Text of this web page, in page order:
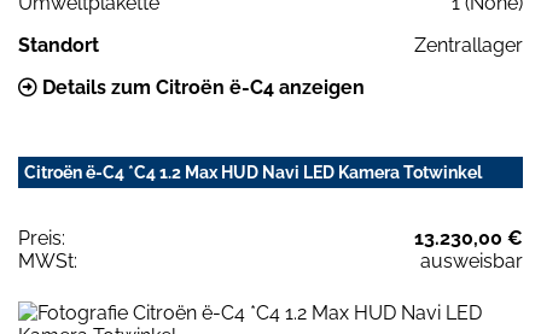
Standort
Zentrallager
Details zum Citroën ë-C4 anzeigen
Citroën ë-C4 *C4 1.2 Max HUD Navi LED Kamera Totwinkel
Preis:
13.230,00 €
MWSt:
ausweisbar